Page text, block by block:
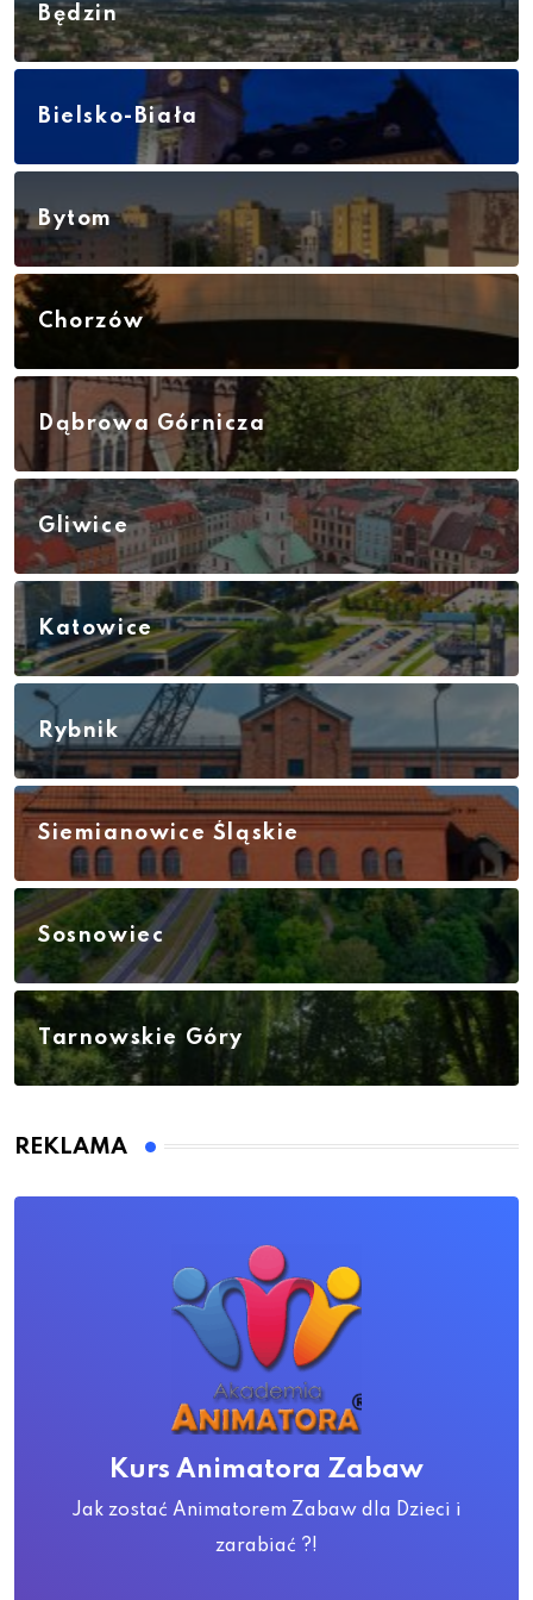
Będzin
Bielsko-Biała
Bytom
Chorzów
Dąbrowa Górnicza
Gliwice
Katowice
Rybnik
Siemianowice Śląskie
Sosnowiec
Tarnowskie Góry
REKLAMA
Kurs Animatora Zabaw
Jak zostać Animatorem Zabaw dla Dzieci i
zarabiać ?!